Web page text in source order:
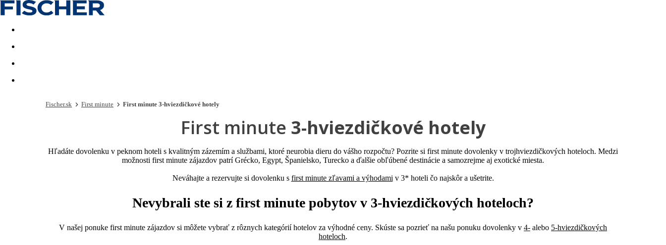
Last minute Dovolenkové kluby
Fischer.sk First minute First minute 3-hviezdičkové hotely
First minute 3-hviezdičkové hotely
Hľadáte dovolenku v peknom hoteli s kvalitným zázemím a službami, ktoré neurobia dieru do vášho rozpočtu? Pozrite si first minute dovolenky v trojhviezdičkových hoteloch. Medzi
možnosti first minute zájazdov patrí Grécko, Egypt, Španielsko, Turecko a ďalšie obľúbené destinácie a samozrejme aj exotické miesta.
Neváhajte a rezervujte si dovolenku s first minute zľavami a výhodami v 3* hoteli čo najskôr a ušetrite.
Nevybrali ste si z first minute pobytov v 3-hviezdičkových hoteloch?
V našej ponuke first minute zájazdov si môžete vybrať z rôznych kategórií hotelov za výhodné ceny. Skúste sa pozrieť na našu ponuku dovolenky v 4- alebo 5-hviezdičkových
hoteloch.